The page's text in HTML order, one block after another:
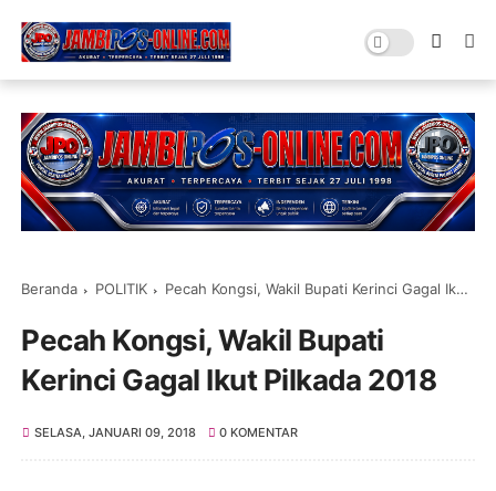
Beranda POLITIK Pecah Kongsi, Wakil Bupati Kerinci Gagal Ikut Pilkada 2018
Pecah Kongsi, Wakil Bupati
Kerinci Gagal Ikut Pilkada 2018
SELASA, JANUARI 09, 2018 0 KOMENTAR